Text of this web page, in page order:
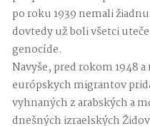
po roku 1939 nemali
dovtedy už boli všetci
genocíde.
Navyše, pred rokom 1948
európskych migrantov
vyhnaných z arabských a
dnešných izraelských